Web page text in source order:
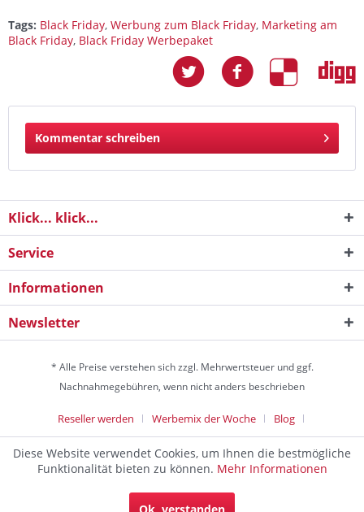
Tags: Black Friday, Werbung zum Black Friday, Marketing am
Black Friday, Black Friday Werbepaket
Kommentar schreiben
Klick... klick...
Service
Informationen
Newsletter
* Alle Preise verstehen sich zzgl. Mehrwertsteuer und ggf.
Nachnahmegebühren, wenn nicht anders beschrieben
Reseller werden Werbemix der Woche
Blog
Die Werbeagentur
Discountagentur Medien- & Werbeagentur aus Helmstedt Copyright
Die Werbeagentur und Marketingagentur zum Festpreis. Die
Diese Website verwendet Cookies, um Ihnen die bestmögliche
Funktionalität bieten zu können. Mehr Informationen